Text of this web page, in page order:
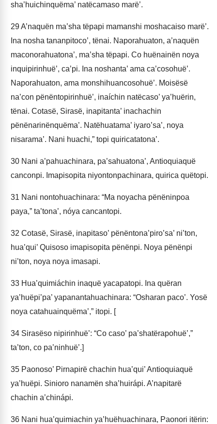
sha’huichinquëma’ natëcamaso marë’.
29A’naquën ma’sha tëpapi mamanshi moshacaiso marë’.
Ina nosha tananpitoco’, tënai. Naporahuaton, a’naquën
maconorahuatona’, ma’sha tëpapi. Co huënainën noya
inquipirinhuë’, ca’pi. Ina noshanta’ ama ca’cosohuë’.
Naporahuaton, ama monshihuancosohuë’. Moisësë
na’con pënëntopirinhuë’, inaíchin natëcaso’ ya’huërin,
tënai. Cotasë, Sirasë, inapitanta’ inachachin
pënënarinënquëma’. Natëhuatama’ iyaro’sa’, noya
nisarama’. Nani huachi,” topi quiricatatona’.
30 Nani a’pahuachinara, pa’sahuatona’, Antioquiaquë
canconpi. Imapisopita niyontonpachinara, quirica quëtopi.
31 Nani nontohuachinara: “Ma noyacha pënëninpoa
paya,” ta’tona’, nóya cancantopi.
32 Cotasë, Sirasë, inapitaso’ pënëntona’piro’sa’ ni’ton,
hua’qui’ Quisoso imapisopita pënënpi. Noya pënënpi
ni’ton, noya noya imasapi.
33 Hua’quimiáchin inaquë yacapatopi. Ina quëran
ya’huëpi’pa’ yapanantahuachinara: “Osharan paco’. Yosë
noya catahuainquëma’,” itopi. [
34 Sirasëso nipirinhuë’: “Co caso’ pa’shatërapohuë’,”
ta’ton, co pa’ninhuë’.]
35 Paonoso’ Pirnapirë chachin hua’qui’ Antioquiaquë
ya’huëpi. Sinioro nanamën sha’huirápi. A’napitarë
chachin a’chinápi.
36 Nani hua’quimiachin ya’huëhuachinara, Paonori itërin: